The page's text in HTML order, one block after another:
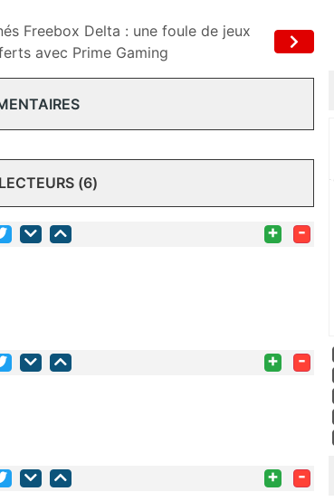
Freebox Delta : une foule de jeux
avec Prime Gaming
(6)
+ -
+ -
+ -